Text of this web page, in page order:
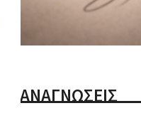
ΑΝΑΓΝΩΣΕΙΣ